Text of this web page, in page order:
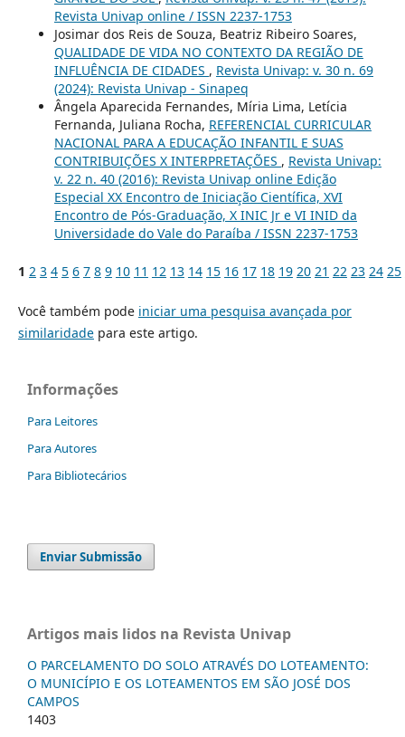
Revista Univap online / ISSN 2237-1753
Josimar dos Reis de Souza, Beatriz Ribeiro Soares,
QUALIDADE DE VIDA NO CONTEXTO DA REGIÃO DE
INFLUÊNCIA DE CIDADES , Revista Univap: v. 30 n. 69
(2024): Revista Univap - Sinapeq
Ângela Aparecida Fernandes, Míria Lima, Letícia
Fernanda, Juliana Rocha, REFERENCIAL CURRICULAR
NACIONAL PARA A EDUCAÇÃO INFANTIL E SUAS
CONTRIBUIÇÕES X INTERPRETAÇÕES , Revista Univap:
v. 22 n. 40 (2016): Revista Univap online Edição
Especial XX Encontro de Iniciação Científica, XVI
Encontro de Pós-Graduação, X INIC Jr e VI INID da
Universidade do Vale do Paraíba / ISSN 2237-1753
1 2 3 4 5 6 7 8 9 10 11 12 13 14 15 16 17 18 19 20 21 22 23 24 25
Você também pode iniciar uma pesquisa avançada por
similaridadepara este artigo.
Informações
Para Leitores
Para Autores
Para Bibliotecários
Enviar Submissão
Artigos mais lidos na Revista Univap
O PARCELAMENTO DO SOLO ATRAVÉS DO LOTEAMENTO:
O MUNICÍPIO E OS LOTEAMENTOS EM SÃO JOSÉ DOS
CAMPOS
1403